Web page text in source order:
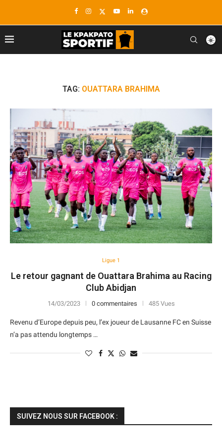
TAG: OUATTARA BRAHIMA
Ligue 1
Le retour gagnant de Ouattara Brahima au Racing
Club Abidjan
14/03/2023 0 commentaires 485 Vues
Revenu d’Europe depuis peu, l’ex joueur de Lausanne FC en Suisse
n’a pas attendu longtemps …
SUIVEZ NOUS SUR FACEBOOK :